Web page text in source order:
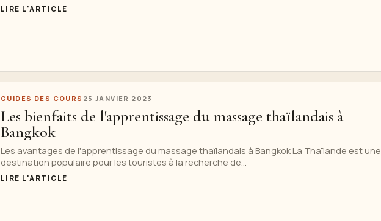
LIRE L'ARTICLE
GUIDES DES COURS 25 JANVIER 2023
Les bienfaits de l'apprentissage du massage thaïlandais à
Bangkok
Les avantages de l'apprentissage du massage thaïlandais à Bangkok La Thaïlande est une
destination populaire pour les touristes à la recherche de...
LIRE L'ARTICLE